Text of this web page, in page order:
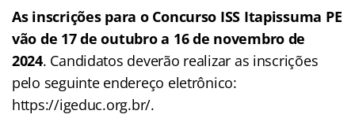
As inscrições para o Concurso ISS Itapissuma PE
vão de 17 de outubro a 16 de novembro de
2024. Candidatos deverão realizar as inscrições
pelo seguinte endereço eletrônico:
https://igeduc.org.br/.